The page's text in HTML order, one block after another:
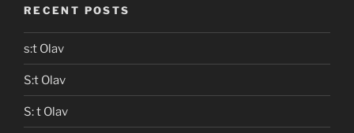
RECENT POSTS
s:t Olav
S:t Olav
S: t Olav